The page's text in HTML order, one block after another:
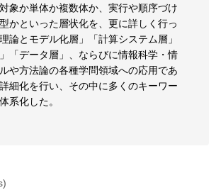
象か単体か複数体か、実行や順序づけ
かといった層状化を、更に詳しく行っ
論とモデル化層」「計算システム層」
「データ層」、ならびに情報科学・情
や方法論の各種学問領域への応用であ
細化を行い、その中に多くのキーワー
系化した。